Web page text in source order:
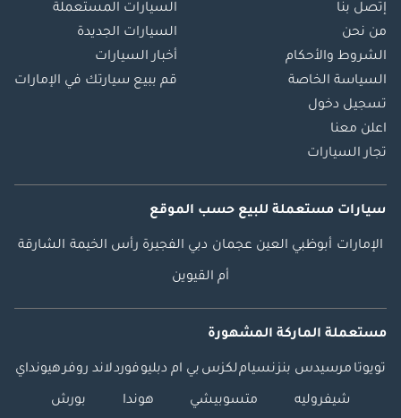
إتصل بنا
من نحن
الشروط والأحكام
السياسة الخاصة
تسجيل دخول
اعلن معنا
تجار السيارات
السيارات المستعملة
السيارات الجديدة
أخبار السيارات
قم ببيع سيارتك في الإمارات
سيارات مستعملة للبيع حسب الموقع
الإمارات أبوظبي العين عجمان دبي الفجيرة رأس الخيمة الشارقة
أم القيوين
مستعملة الماركة المشهورة
تويوتا مرسيدس بنزنسياملكزس بي ام دبليوفوردلاند روفرهيونداي
شيفروليه متسوبيشي هوندا بورش